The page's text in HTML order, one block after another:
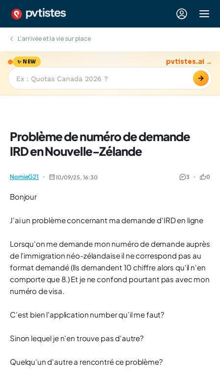
L'arrivée et la vie sur place
✨ NEW
→
pvtistes.ai →
Problème de numéro de demande
IRD en Nouvelle-Zélande
NomieG21 10/09/25, 16:30 3 0
Bonjour
J'ai un problème concernant ma demande d'IRD en ligne
Lorsqu'on me demande mon numéro de demande auprès
de l’immigration néo-zélandaise il ne correspond pas au
format demandé (Ils demandent 10 chiffre alors qu'il n'en
comporte que 8.) Et je ne confond pourtant pas avec mon
numéro de visa.
C'est bien l'application number qu'il me faut?
Sinon lequel je n'en trouve pas d'autre?
Quelqu'un d'autre a rencontré ce problème?